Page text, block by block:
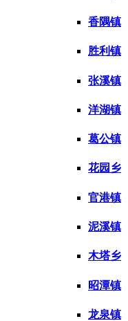
香隅镇
胜利镇
张溪镇
洋湖镇
葛公镇
花园乡
官港镇
泥溪镇
木塔乡
昭潭镇
龙泉镇